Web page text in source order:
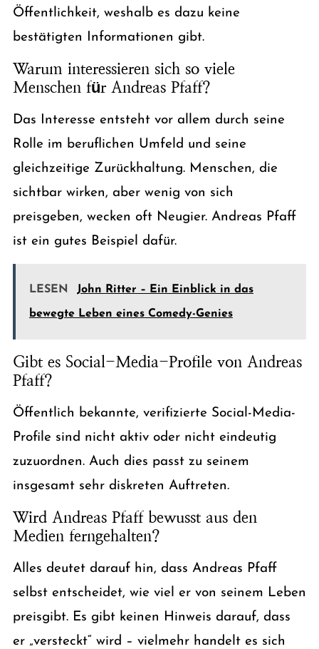
Öffentlichkeit, weshalb es dazu keine
bestätigten Informationen gibt.
Warum interessieren sich so viele
Menschen für Andreas Pfaff?
Das Interesse entsteht vor allem durch seine
Rolle im beruflichen Umfeld und seine
gleichzeitige Zurückhaltung. Menschen, die
sichtbar wirken, aber wenig von sich
preisgeben, wecken oft Neugier. Andreas Pfaff
ist ein gutes Beispiel dafür.
LESEN John Ritter – Ein Einblick in das
bewegte Leben eines Comedy-Genies
Gibt es Social-Media-Profile von Andreas
Pfaff?
Öffentlich bekannte, verifizierte Social-Media-
Profile sind nicht aktiv oder nicht eindeutig
zuzuordnen. Auch dies passt zu seinem
insgesamt sehr diskreten Auftreten.
Wird Andreas Pfaff bewusst aus den
Medien ferngehalten?
Alles deutet darauf hin, dass Andreas Pfaff
selbst entscheidet, wie viel er von seinem Leben
preisgibt. Es gibt keinen Hinweis darauf, dass
er „versteckt“ wird – vielmehr handelt es sich